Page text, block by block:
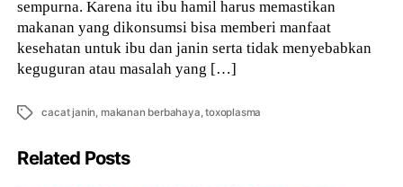
sempurna. Karena itu ibu hamil harus memastikan
makanan yang dikonsumsi bisa memberi manfaat
kesehatan untuk ibu dan janin serta tidak menyebabkan
keguguran atau masalah yang […]
Tags cacat janin, makanan berbahaya,toxoplasma
Related Posts